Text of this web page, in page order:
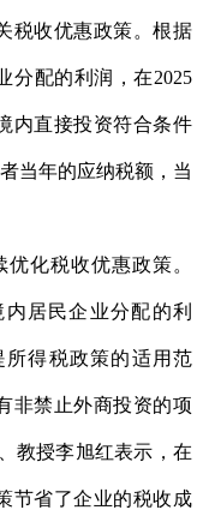
税收优惠政策。根据
分配的利润，在2025
内直接投资符合条件
当年的应纳税额，当
化税收优惠政策。
居民企业分配的利
得税政策的适用范
非禁止外商投资的项
教授李旭红表示，在
节省了企业的税收成